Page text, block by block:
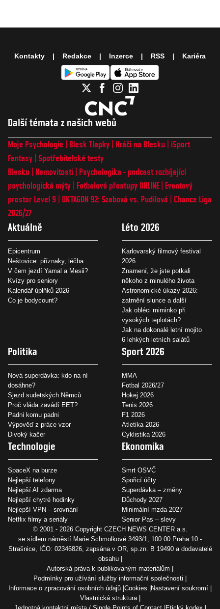
Další témata z našich webů
Moje Psychologie Blesk Tlapky Hráči na Blesku
iSport
Fantasy Spotřebitelské testy
Blesku
Nemovitosti
Psychologika - podcast rozbíjející
psychologické mýty
Fotbalové přestupy ONLINE
Eventový
prostor Level 9 OKTAGON 92: Szabová vs. Pudilová
Chance Liga
2026/27
Aktuálně
Epicentrum
Neštovice: příznaky, léčba
V čem jezdí Yamal a Mesii?
Kvízy pro seniory
Kalendář úplňků 2026
Co je bodycount?
Léto 2026
Karlovarský filmový festival
2026
Znamení, že jste potkali
někoho z minulého života
Astronomické úkazy 2026:
zatmění slunce a další
Jak obléci miminko při
vysokých teplotách?
Jak na dokonalé letní mojito
6 lehkých letních salátů
Politika
Nová superdávka: kdo na ní
dosáhne?
Sjezd sudetských Němců
Proč vláda zavádí EET?
Padni komu padni
Výpověď z práce vzor
Divoký kačer
Sport 2026
MMA
Fotbal 2026/27
Hokej 2026
Tenis 2026
F1 2026
Atletika 2026
Cyklistika 2026
Technologie
SpaceX na burze
Nejlepší telefony
Nejlepší AI zdarma
Nejlepší chytré hodinky
Nejlepší VPN – srovnání
Netflix filmy a seriály
Ekonomika
Smrt OSVČ
Spořicí účty
Superdávka – změny
Důchody 2027
Minimální mzda 2027
Senior Pas – slevy
Kontakty Redakce Inzerce RSS Kariéra
© 2001 - 2026 Copyright CZECH NEWS CENTER a.s.
se sídlem náměstí Marie Schmolkové 3493/1, 100 00 Praha 10 -
Strašnice, IČO: 02346826, zapsána v OR, sp.zn. B 19490 a dodavatelé
obsahu
Autorská práva k publikovaným materiálům
Podmínky pro užívání služby informační společnosti
Informace o zpracování osobních údajů Cookies
Nastavení soukromí
Vlastnická struktura